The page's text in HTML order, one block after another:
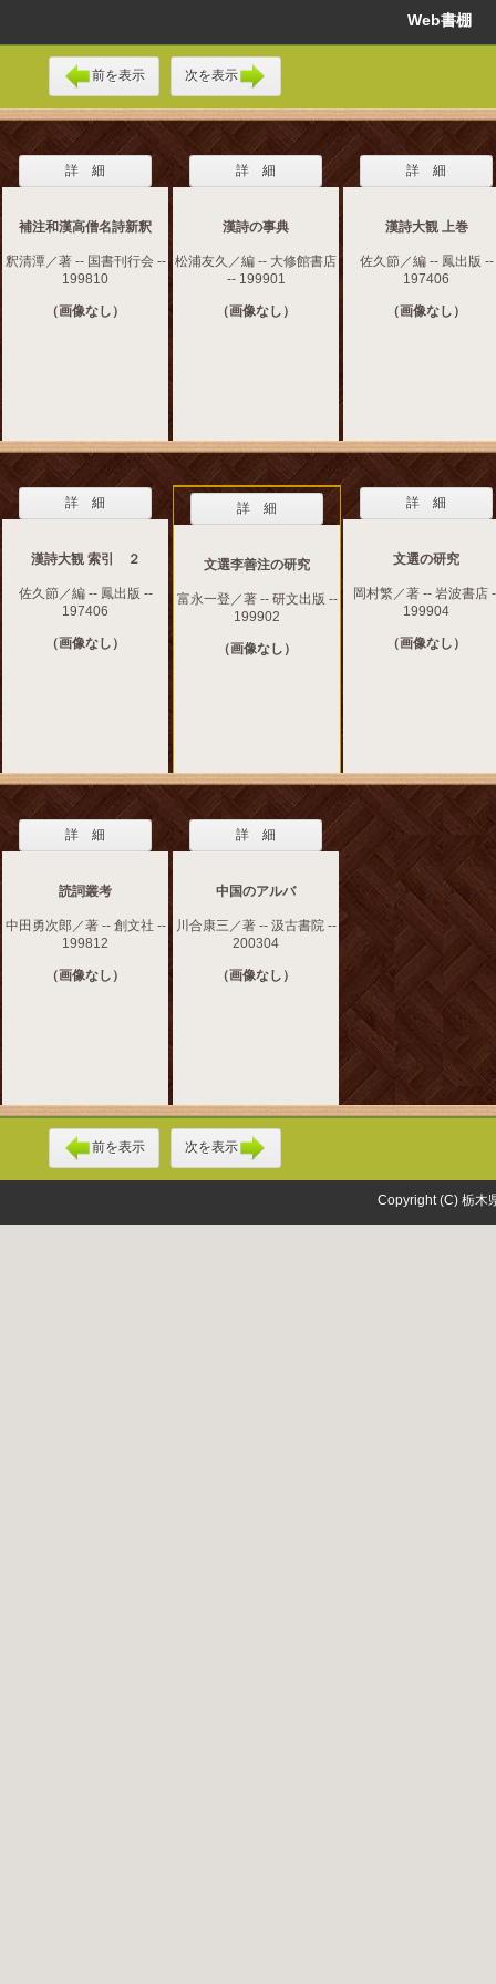
Web書棚
前を表示 次を表示
詳 細
補注和漢高僧名詩新釈
釈清潭／著 -- 国書刊行会 --
199810
（画像なし）
詳 細
漢詩の事典
松浦友久／編 -- 大修館書店
-- 199901
（画像なし）
詳 細
漢詩大観 上巻
佐久節／編 -- 鳳出版 --
197406
（画像なし）
詳 細
漢詩大観 索引 ２
佐久節／編 -- 鳳出版 --
197406
（画像なし）
詳 細
文選李善注の研究
富永一登／著 -- 研文出版 --
199902
（画像なし）
詳 細
文選の研究
岡村繁／著 -- 岩波書店
199904
（画像なし）
詳 細
読詞叢考
中田勇次郎／著 -- 創文社 --
199812
（画像なし）
詳 細
中国のアルバ
川合康三／著 -- 汲古書院 --
200304
（画像なし）
前を表示 次を表示
Copyright (C) 栃木